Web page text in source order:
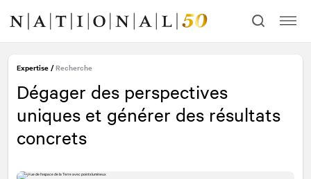
contenu
navigation
Expertise /Recherche
Dégager des perspectives
uniques et générer des résultats
concrets
Prénom
Nom de famille